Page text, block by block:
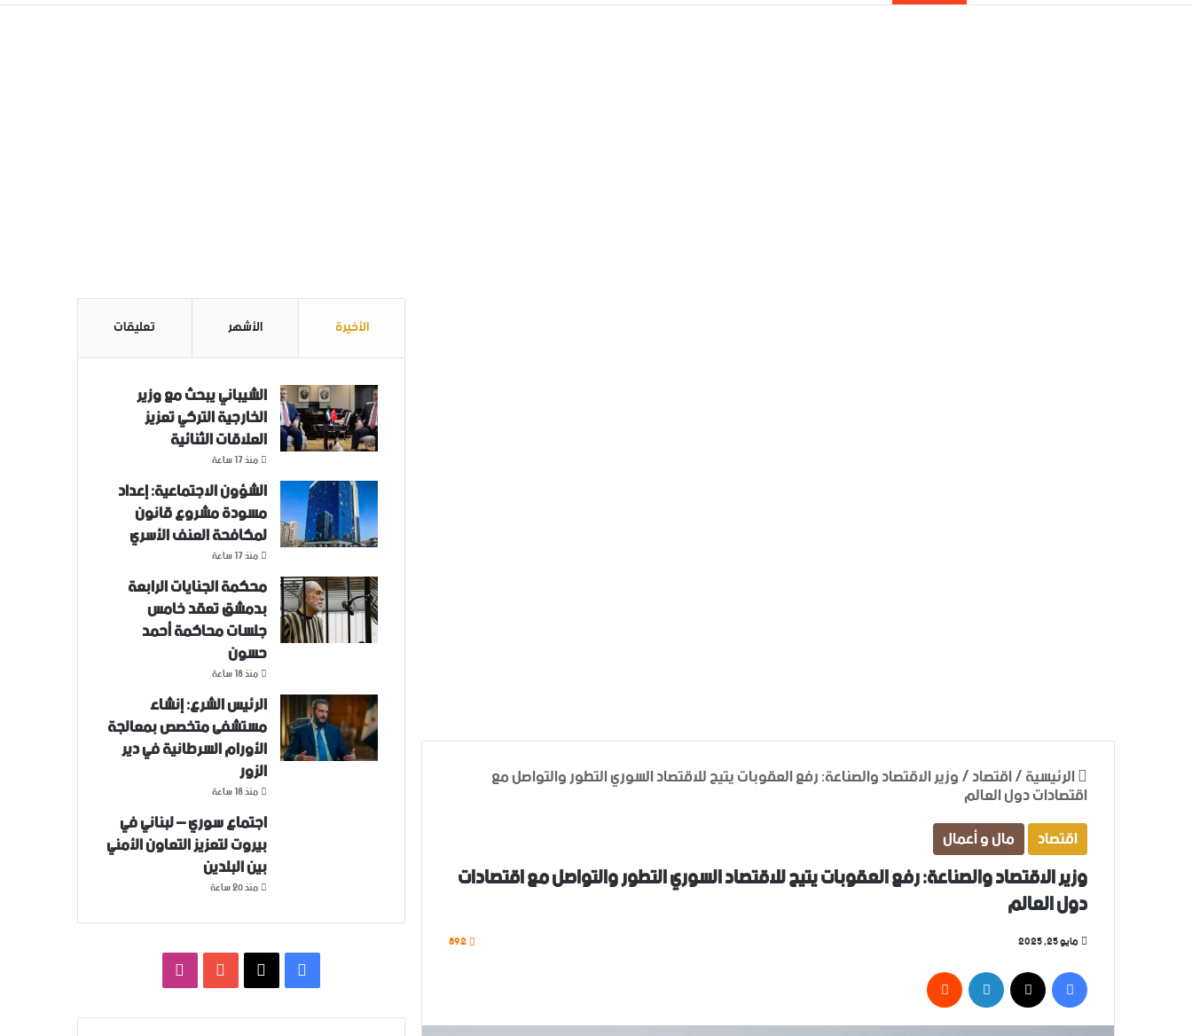
الرئيسية/اقتصاد/وزير الاقتصاد والصناعة: رفع العقوبات يتيح للاقتصاد السوري التطور والتواصل معاقتصادات دول العالم
اقتصاد
مال و أعمال
وزير الاقتصاد والصناعة: رفع العقوبات يتيح للاقتصاد السوري التطور والتواصل مع اقتصادات
دول العالم
مايو 25, 2025 892
فيسبوك‫X لينكدإن
الأخيرة الأشهر تعليقات
الشيباني يبحث مع وزير
الخارجية التركي تعزيز
العلاقات الثنائية
منذ 17 ساعة
الشؤون الاجتماعية: إعداد
مسودة مشروع قانون
لمكافحة العنف الأسري ‏
منذ 17 ساعة
محكمة الجنايات الرابعة
بدمشق تعقد خامس
جلسات محاكمة أحمد
حسون
منذ 18 ساعة
الرئيس الشرع: إنشاء
‌‏مستشفى متخصص بمعالجة
الأورام السرطانية في دير
الزور
منذ 18 ساعة
اجتماع سوري – لبناني في
بيروت لتعزيز التعاون ‏الأمني
‏بين البلدين
منذ 20 ساعة
فيسبوك
‫X
‫YouTubeانستقرام